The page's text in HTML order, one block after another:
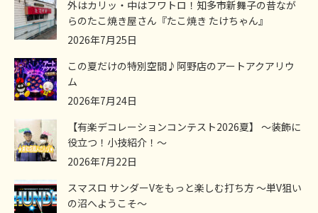
外はカリッ・中はフワトロ！知多市新舞子の昔なが
らのたこ焼き屋さん『たこ焼き たけちゃん』
2026年7月25日
この夏だけの特別空間♪阿野店のアートアクアリウ
ム
2026年7月24日
【有楽デコレーションコンテスト2026夏】 ～装飾に
役立つ！小技紹介！～
2026年7月22日
スマスロ サンダーVをもっと楽しむ打ち方 ～単V狙い
の沼へようこそ～